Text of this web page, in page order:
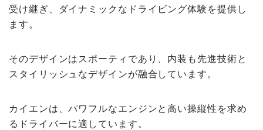
受け継ぎ、ダイナミックなドライビング体験を提供し
ます。
そのデザインはスポーティであり、内装も先進技術と
スタイリッシュなデザインが融合しています。
カイエンは、パワフルなエンジンと高い操縦性を求め
るドライバーに適しています。